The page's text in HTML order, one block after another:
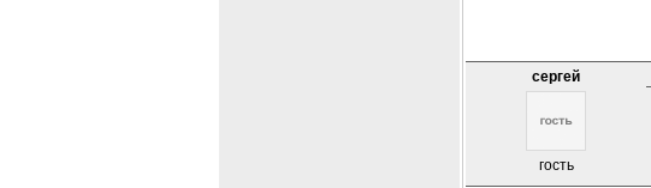
сергей
гость